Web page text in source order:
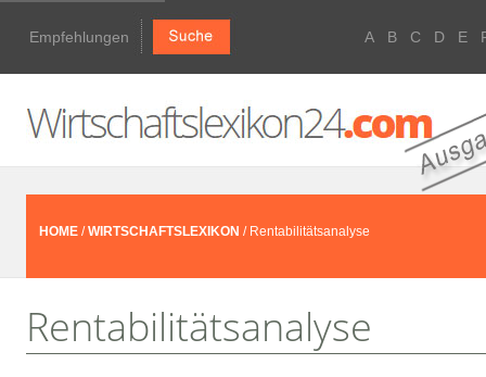
Empfehlungen A B C D E
HOME /WIRTSCHAFTSLEXIKON / Rentabilitätsanalyse
Rentabilitätsanalyse